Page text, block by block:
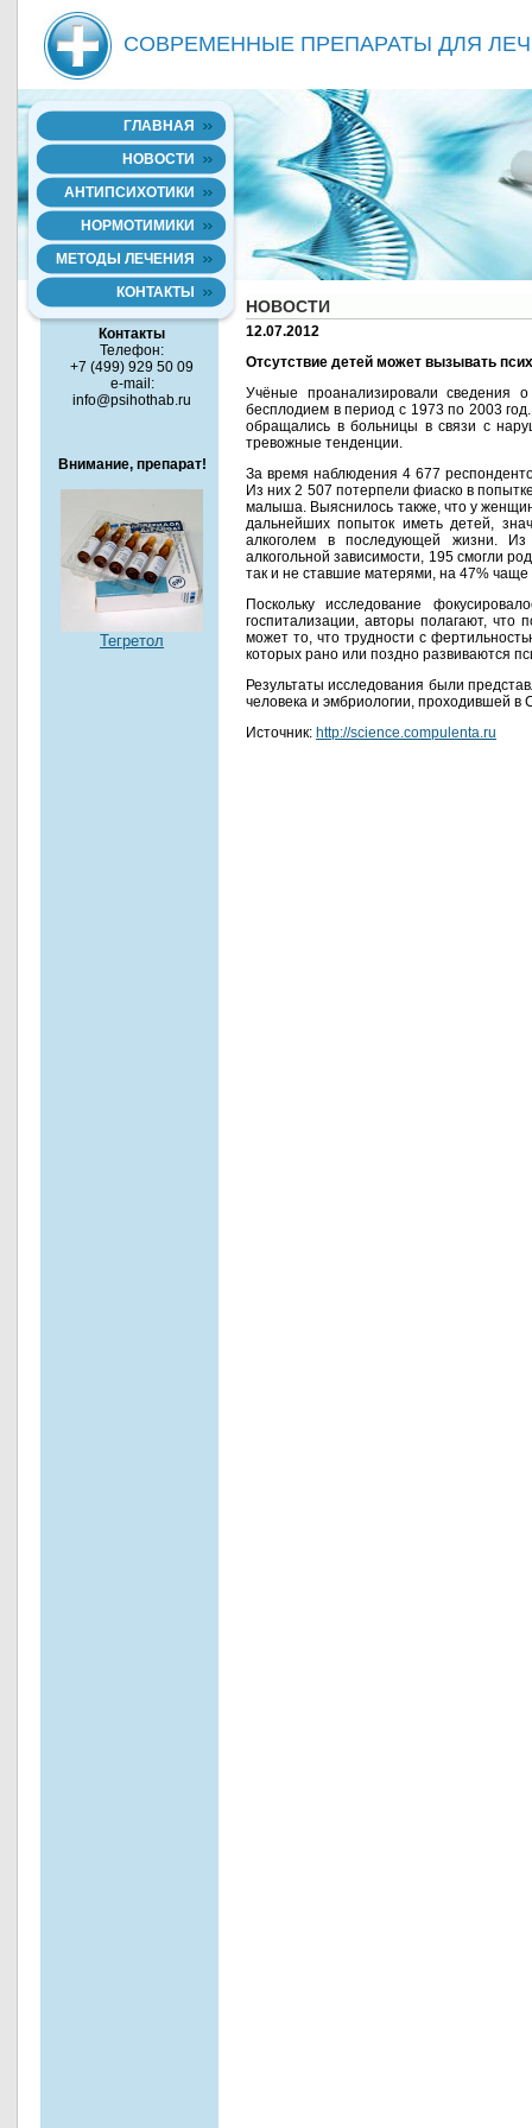
СОВРЕМЕННЫЕ ПРЕПАРАТЫ ДЛЯ
ГЛАВНАЯ
НОВОСТИ
АНТИПСИХОТИКИ
НОРМОТИМИКИ
МЕТОДЫ ЛЕЧЕНИЯ
КОНТАКТЫ
Контакты
Телефон:
+7 (499) 929 50 09
e-mail:
info@psihothab.ru
Внимание, препарат!
Тегретол
НОВОСТИ
12.07.2012
Отсутствие детей может вызывать
Учёные проанализировали сведения
бесплодием в период с 1973 по 2003
обращались в больницы в связи с
тревожные тенденции.
За время наблюдения 4 677
Из них 2 507 потерпели фиаско в
малыша. Выяснилось также, что у
дальнейших попыток иметь детей,
алкоголем в последующей жизни.
алкогольной зависимости, 195 смогли
так и не ставшие матерями, на 47%
Поскольку исследование
госпитализации, авторы полагают,
может то, что трудности с
которых рано или поздно развиваются
Результаты исследования были
человека и эмбриологии, проходившей в
Источник: http://science.compulenta.ru